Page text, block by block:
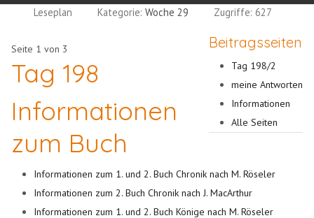
Leseplan Kategorie:Woche 29 Zugriffe: 627
Beitragsseiten
Tag 198/2
meine Antworten
Informationen
Alle Seiten
Seite 1 von 3
Tag 198
Informationen
zum Buch
Informationen zum 1. und 2. Buch Chronik nach M. Röseler
Informationen zum 2. Buch Chronik nach J. MacArthur
Informationen zum 1. und 2. Buch Könige nach M. Röseler